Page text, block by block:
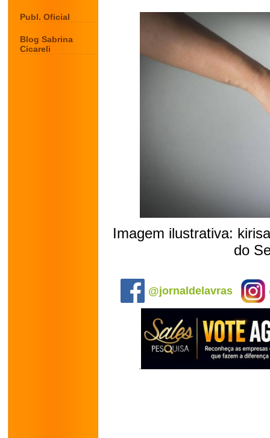
Publ. Oficial
Blog Sabrina
Cicareli
Imagem ilustrativa:
do
@jornaldelavras